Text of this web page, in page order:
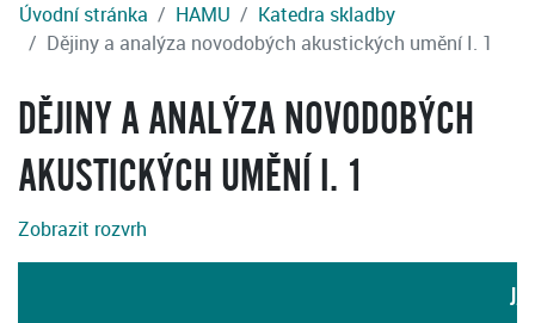
Úvodní stránka HAMU
Katedra skladby
Dějiny a analýza novodobých akustických umění I. 1
DĚJINY A ANALÝZA NOVODOBÝCH
AKUSTICKÝCH UMĚNÍ I. 1
Zobrazit rozvrh